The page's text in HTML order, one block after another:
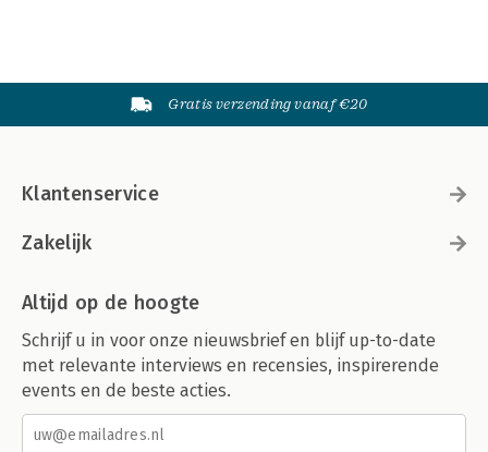
Gratis verzending vanaf €20
Klantenservice
Zakelijk
Altijd op de hoogte
Schrijf u in voor onze nieuwsbrief en blijf up-to-date
met relevante interviews en recensies, inspirerende
events en de beste acties.